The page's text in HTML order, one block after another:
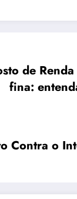
de
fina:
Contra o